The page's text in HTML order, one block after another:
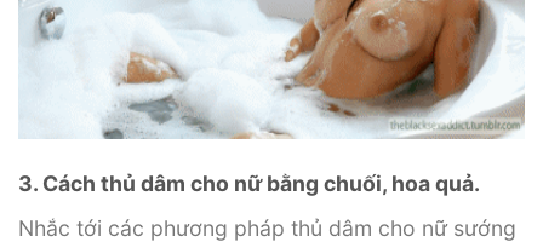
3. Cách thủ dâm cho nữ bằng chuối, hoa quả.
Nhắc tới các phương pháp thủ dâm cho nữ sướng